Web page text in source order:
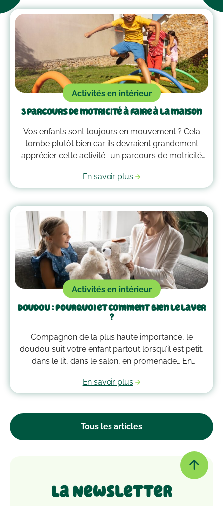
Tous les articles
vous guider dans la gestion des émotions de vos
enfants !
Activités en intérieur
3 parcours de motricité à faire à la maison
Vos enfants sont toujours en mouvement ? Cela
tombe plutôt bien car ils devraient grandement
apprécier cette activité : un parcours de motricité
qui vous guideront pour savoir comment faire un
parcours de motricité à la maison !
En savoir plus
Activités en intérieur
Doudou : pourquoi et comment bien le laver
?
Compagnon de la plus haute importance, le
doudou suit votre enfant partout lorsqu’il est petit,
dans le lit, dans le salon, en promenade… En
essentielle dans son cœur. Alors après avoir
accumulé une quantité de poussière, d’acariens et
passer à la machine. Mais comment laver un
En savoir plus
La Newsletter